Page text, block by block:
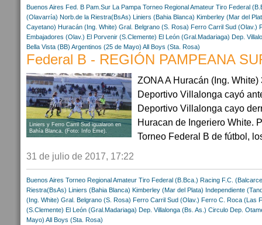
Buenos Aires Fed. B Pam.Sur La Pampa Torneo Regional Amateur Tiro Federal
(Olavarría) Norb.de la Riestra(BsAs) Liniers (Bahia Blanca) Kimberley (Mar del
Cayetano) Huracán (Ing. White) Gral. Belgrano (S. Rosa) Ferro Carril Sud (Olav.)
Embajadores (Olav.) El Porvenir (S.Clemente) El León (Gral.Madariaga) Dep.
Bella Vista (BB) Argentinos (25 de Mayo) All Boys (Sta. Rosa)
Federal B - REGIÓN PAMPEANA
Liniers y Ferro Carril Sud igualaron en
Bahía Blanca. (Foto: Info Eme).
ZONA A Huracán (Ing.
Deportivo Villalonga cayó
Deportivo Villalonga cayo
Huracan de Ingeriero White.
Torneo Federal B de fútbol,
31 de julio de 2017, 17:22
Buenos Aires Torneo Regional Amateur Tiro Federal (B.Bca.) Racing F.C.
Riestra(BsAs) Liniers (Bahia Blanca) Kimberley (Mar del Plata) Independiente
(Ing. White) Gral. Belgrano (S. Rosa) Ferro Carril Sud (Olav.) Ferro C. Roca (Las
(S.Clemente) El León (Gral.Madariaga) Dep. Villalonga (Bs. As.) Circulo Dep.
Mayo) All Boys (Sta. Rosa)